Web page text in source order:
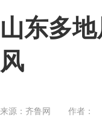
山东多
风
来源： 齐鲁网 作者：